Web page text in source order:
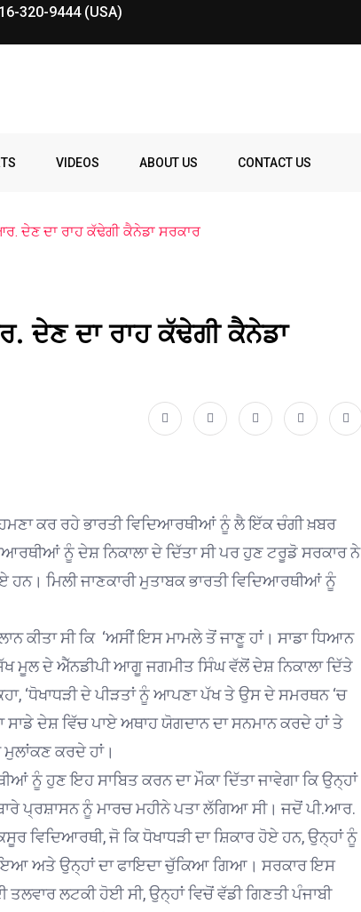
320-9444 (USA)
VIDEOS ABOUT US CONTACT US
ਦੇਣ ਦਾ ਰਾਹ ਕੱਢੇਗੀ ਕੈਨੇਡਾ ਸਰਕਾਰ
ਦੇਣ ਦਾ ਰਾਹ ਕੱਢੇਗੀ ਕੈਨੇਡਾ
ਕਰ ਰਹੇ ਭਾਰਤੀ ਵਿਦਿਆਰਥੀਆਂ ਨੂੰ ਲੈ ਇੱਕ ਚੰਗੀ ਖ਼ਬਰ
ਨੂੰ ਦੇਸ਼ ਨਿਕਾਲਾ ਦੇ ਦਿੱਤਾ ਸੀ ਪਰ ਹੁਣ ਟਰੂਡੋ ਸਰਕਾਰ ਨੇ
ਮਿਲੀ ਜਾਣਕਾਰੀ ਮੁਤਾਬਕ ਭਾਰਤੀ ਵਿਦਿਆਰਥੀਆਂ ਨੂੰ
ਕੀਤਾ ਸੀ ਕਿ ‘ਅਸੀਂ ਇਸ ਮਾਮਲੇ ਤੋਂ ਜਾਣੂ ਹਾਂ। ਸਾਡਾ ਧਿਆਨ
ਮੂਲ ਦੇ ਐੱਨਡੀਪੀ ਆਗੂ ਜਗਮੀਤ ਸਿੰਘ ਵੱਲੋਂ ਦੇਸ਼ ਨਿਕਾਲਾ ਦਿੱਤੇ
‘ਧੋਖਾਧੜੀ ਦੇ ਪੀੜਤਾਂ ਨੂੰ ਆਪਣਾ ਪੱਖ ਤੇ ਉਸ ਦੇ ਸਮਰਥਨ ‘ਚ
ਦੇਸ਼ ਵਿੱਚ ਪਾਏ ਅਥਾਹ ਯੋਗਦਾਨ ਦਾ ਸਨਮਾਨ ਕਰਦੇ ਹਾਂ ਤੇ
ਕਰਦੇ ਹਾਂ।
ਨੂੰ ਹੁਣ ਇਹ ਸਾਬਿਤ ਕਰਨ ਦਾ ਮੌਕਾ ਦਿੱਤਾ ਜਾਵੇਗਾ ਕਿ ਉਨ੍ਹਾਂ
ਪ੍ਰਸ਼ਾਸਨ ਨੂੰ ਮਾਰਚ ਮਹੀਨੇ ਪਤਾ ਲੱਗਿਆ ਸੀ। ਜਦੋਂ ਪੀ.ਆਰ.
ਵਿਦਿਆਰਥੀ, ਜੋ ਕਿ ਧੋਖਾਧੜੀ ਦਾ ਸ਼ਿਕਾਰ ਹੋਏ ਹਨ, ਉਨ੍ਹਾਂ ਨੂੰ
ਹੋਇਆ ਅਤੇ ਉਨ੍ਹਾਂ ਦਾ ਫਾਇਦਾ ਚੁੱਕਿਆ ਗਿਆ। ਸਰਕਾਰ ਇਸ
ਲਟਕੀ ਹੋਈ ਸੀ, ਉਨ੍ਹਾਂ ਵਿਚੋਂ ਵੱਡੀ ਗਿਣਤੀ ਪੰਜਾਬੀ